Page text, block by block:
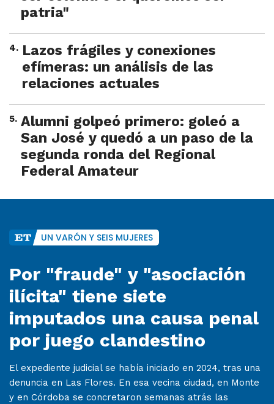
patria"
4. Lazos frágiles y conexiones
efímeras: un análisis de las
relaciones actuales
5. Alumni golpeó primero: goleó a
San José y quedó a un paso de la
segunda ronda del Regional
Federal Amateur
UN VARÓN Y SEIS MUJERES
Por "fraude" y "asociación
ilícita" tiene siete
imputados una causa penal
por juego clandestino
El expediente judicial se había iniciado en 2024, tras una
denuncia en Las Flores. En esa vecina ciudad, en Monte
y en Córdoba se concretaron semanas atrás las